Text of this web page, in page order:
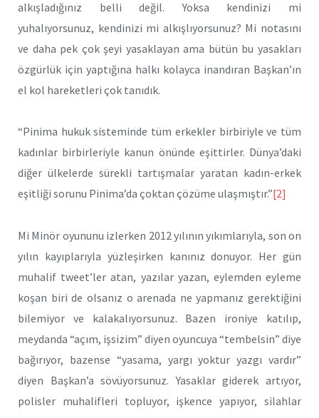
alkışladığınız belli değil. Yoksa kendinizi mi
yuhalıyorsunuz, kendinizi mi alkışlıyorsunuz? Mi notasını
ve daha pek çok şeyi yasaklayan ama bütün bu yasakları
özgürlük için yaptığına halkı kolayca inandıran Başkan’ın
el kol hareketleri çok tanıdık.
“Pinima hukuk sisteminde tüm erkekler birbiriyle ve tüm
kadınlar birbirleriyle kanun önünde eşittirler. Dünya’daki
diğer ülkelerde sürekli tartışmalar yaratan kadın-erkek
eşitliği sorunu Pinima’da çoktan çözüme ulaşmıştır.”[2]
Mi Minör oyununu izlerken 2012 yılının yıkımlarıyla, son on
yılın kayıplarıyla yüzleşirken kanınız donuyor. Her gün
muhalif tweet’ler atan, yazılar yazan, eylemden eyleme
koşan biri de olsanız o arenada ne yapmanız gerektiğini
bilemiyor ve kalakalıyorsunuz. Bazen ironiye katılıp,
meydanda “açım, işsizim” diyen oyuncuya “tembelsin” diye
bağırıyor, bazense “yasama, yargı yoktur yazgı vardır”
diyen Başkan’a sövüyorsunuz. Yasaklar giderek artıyor,
polisler muhalifleri topluyor, işkence yapıyor, silahlar